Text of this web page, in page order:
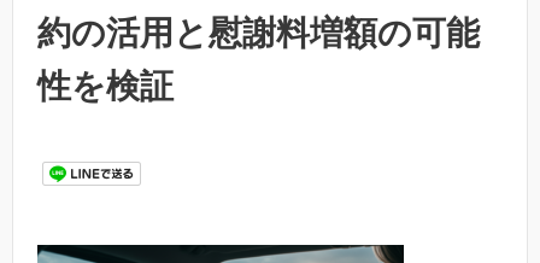
約の活用と慰謝料増額の可能
性を検証